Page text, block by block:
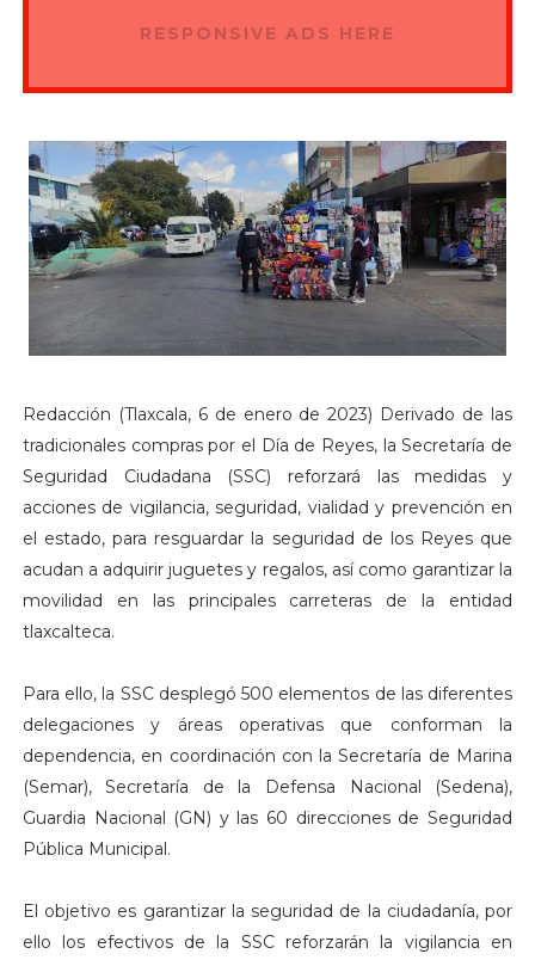
RESPONSIVE ADS HERE
Redacción (Tlaxcala, 6 de enero de 2023) Derivado de las
tradicionales compras por el Día de Reyes, la Secretaría de
Seguridad Ciudadana (SSC) reforzará las medidas y
acciones de vigilancia, seguridad, vialidad y prevención en
el estado, para resguardar la seguridad de los Reyes que
acudan a adquirir juguetes y regalos, así como garantizar la
movilidad en las principales carreteras de la entidad
tlaxcalteca.
Para ello, la SSC desplegó 500 elementos de las diferentes
delegaciones y áreas operativas que conforman la
dependencia, en coordinación con la Secretaría de Marina
(Semar), Secretaría de la Defensa Nacional (Sedena),
Guardia Nacional (GN) y las 60 direcciones de Seguridad
Pública Municipal.
El objetivo es garantizar la seguridad de la ciudadanía, por
ello los efectivos de la SSC reforzarán la vigilancia en